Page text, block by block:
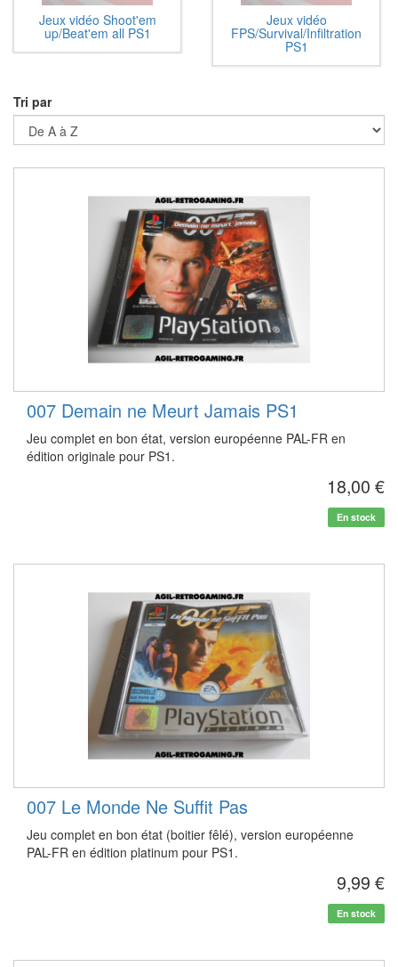
Jeux vidéo Shoot'em
up/Beat'em all PS1
Jeux vidéo
FPS/Survival/Infiltration
PS1
Tri par
007 Demain ne Meurt Jamais PS1
Jeu complet en bon état, version européenne PAL-FR en
édition originale pour PS1.
18,00 €
En stock
007 Le Monde Ne Suffit Pas
Jeu complet en bon état (boitier fêlé), version européenne
PAL-FR en édition platinum pour PS1.
9,99 €
En stock